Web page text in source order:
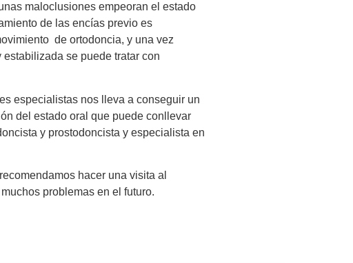
maloclusiones empeoran el estado
de las encías previo es
de ortodoncia, y una vez
se puede tratar con
especialistas nos lleva a conseguir un
del estado oral que puede conllevar
y prostodoncista y especialista en
hacer una visita al
problemas en el futuro.